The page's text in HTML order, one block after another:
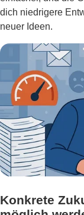
dich niedrigere
neuer Ideen.
Konkrete